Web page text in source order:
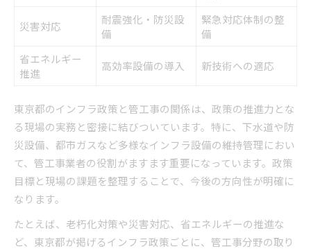
災害対応
耐震強化・防災設
備
緊急対応体制の整
備
省エネルギー
推進
高効率設備の導入 新技術への適応
東京都のインフラ政策と管工事の関係は、政策の推進力とな
る現場の実務と密接に結びついています。特に、下水道や防
災設備、都市ガスなど多様なインフラ設備の維持管理におい
て、管工事業者の役割がますます重要になっています。政策
目標と現場の課題を整理することで、今後の方向性が明確に
なります。
たとえば、老朽化対策や災害対応、省エネルギーの推進な
ど、東京都が掲げるインフラ政策ごとに、管工事分野の取り